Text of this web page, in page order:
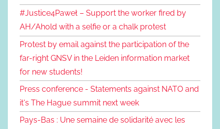
#Justice4Paweł – Support the worker fired by
AH/Ahold with a selfie or a chalk protest
Protest by email against the participation of the
far-right GNSV in the Leiden information market
for new students!
Press conference - Statements against NATO and
it's The Hague summit next week
Pays-Bas : Une semaine de solidarité avec les